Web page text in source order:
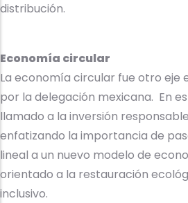
distribución.
Economía circular
La economía circular fue otro eje
por la delegación mexicana. En
llamado a la inversión
enfatizando la importancia de
lineal a un nuevo modelo de
orientado a la restauración
inclusivo.